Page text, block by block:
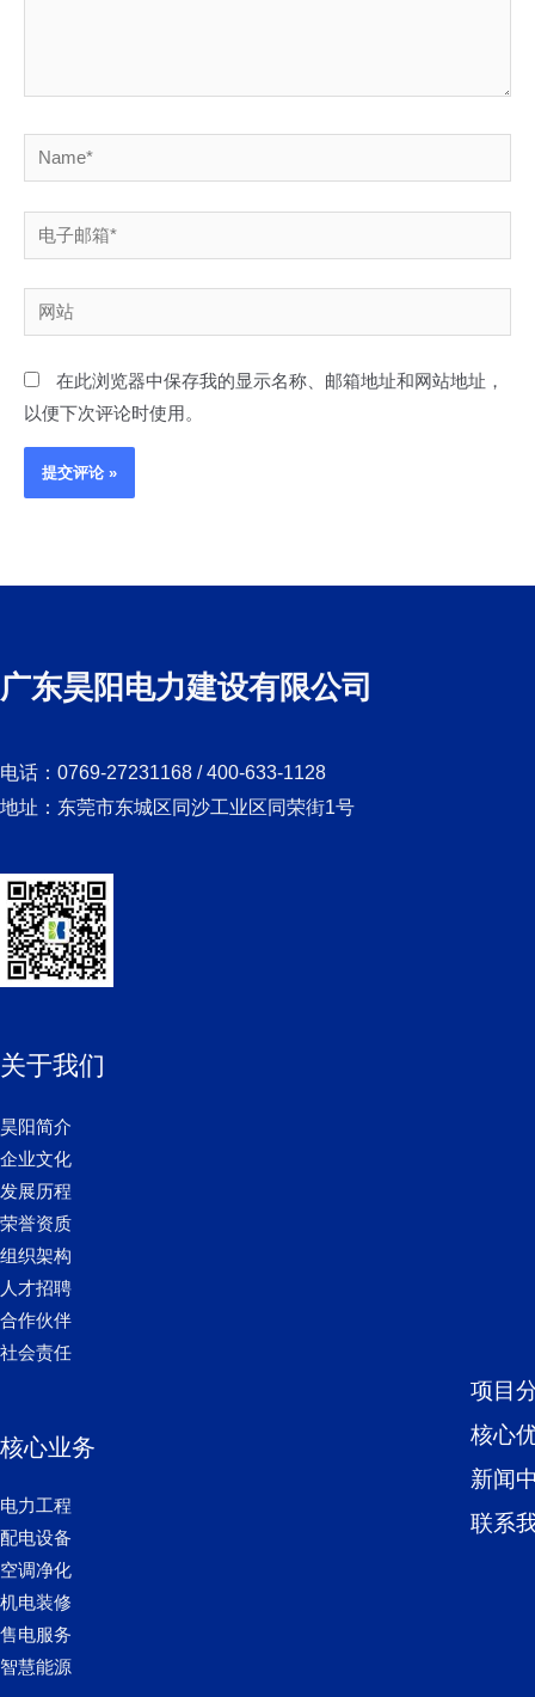
Name*
电
子
邮
箱
网
站
在此浏览器中保存我的显示名称、邮箱地址和网站地址，
以便下次评论时使用。
广东昊阳电力建设有限公司
电话：0769-27231168 / 400-633-1128
地址：东莞市东城区同沙工业区同荣街1号
关于我们
昊阳简介
企业文化
发展历程
荣誉资质
组织架构
人才招聘
合作伙伴
社会责任
核心业务
电力工程
配电设备
空调净化
机电装修
售电服务
智慧能源
项目
核心
新闻
联系